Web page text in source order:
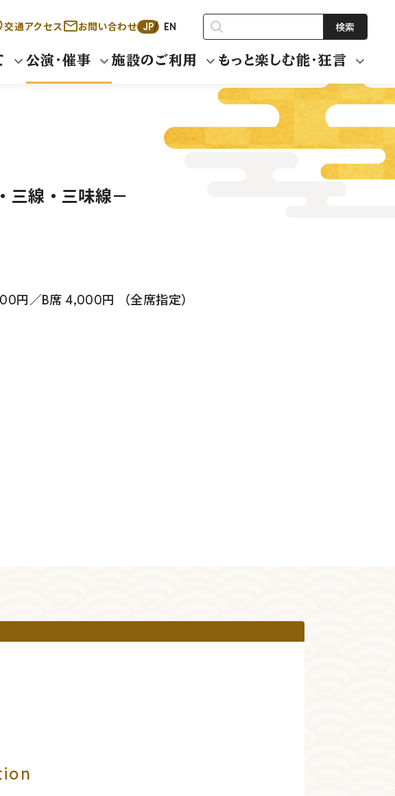
交通アクセス お問い合わせ JP EN 検索
公演・催事 施設のご利用 もっと楽しむ能・狂言
三線・三味線－
円／B席 4,000円 （全席指定）